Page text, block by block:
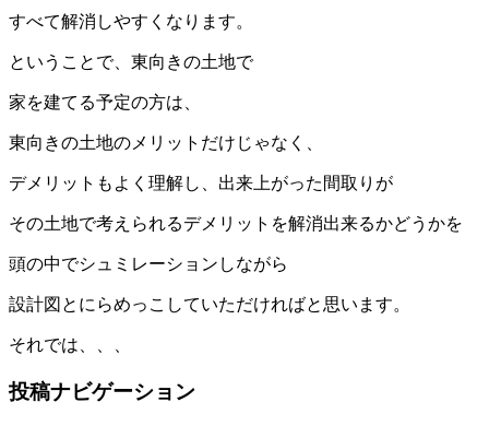
すべて解消しやすくなります。
ということで、東向きの土地で
家を建てる予定の方は、
東向きの土地のメリットだけじゃなく、
デメリットもよく理解し、出来上がった間取りが
その土地で考えられるデメリットを解消出来るかどうかを
頭の中でシュミレーションしながら
設計図とにらめっこしていただければと思います。
それでは、、、
投稿ナビゲーション